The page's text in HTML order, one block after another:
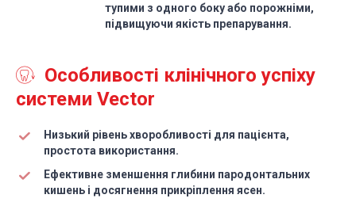
тупими з одного боку або порожніми,
підвищуючи якість препарування.
Особливості клінічного успіху
системи Vector
Низький рівень хворобливості для пацієнта,
простота використання.
Ефективне зменшення глибини пародонтальних
кишень і досягнення прикріплення ясен.